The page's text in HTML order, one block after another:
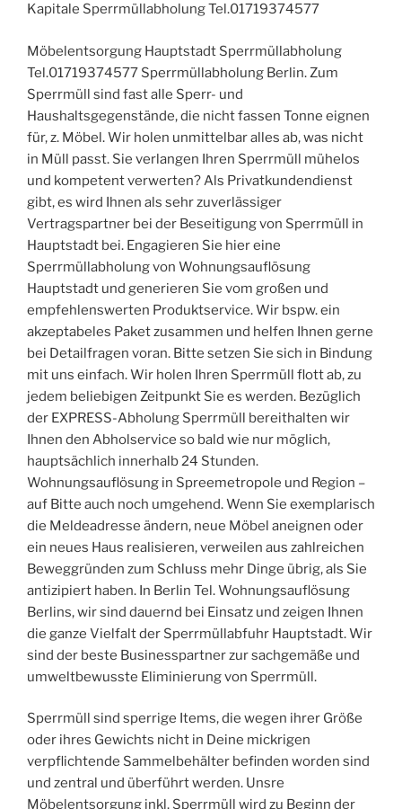
Kapitale Sperrmüllabholung Tel.01719374577
Möbelentsorgung Hauptstadt Sperrmüllabholung
Tel.01719374577 Sperrmüllabholung Berlin. Zum
Sperrmüll sind fast alle Sperr- und
Haushaltsgegenstände, die nicht fassen Tonne eignen
für, z. Möbel. Wir holen unmittelbar alles ab, was nicht
in Müll passt. Sie verlangen Ihren Sperrmüll mühelos
und kompetent verwerten? Als Privatkundendienst
gibt, es wird Ihnen als sehr zuverlässiger
Vertragspartner bei der Beseitigung von Sperrmüll in
Hauptstadt bei. Engagieren Sie hier eine
Sperrmüllabholung von Wohnungsauflösung
Hauptstadt und generieren Sie vom großen und
empfehlenswerten Produktservice. Wir bspw. ein
akzeptabeles Paket zusammen und helfen Ihnen gerne
bei Detailfragen voran. Bitte setzen Sie sich in Bindung
mit uns einfach. Wir holen Ihren Sperrmüll flott ab, zu
jedem beliebigen Zeitpunkt Sie es werden. Bezüglich
der EXPRESS-Abholung Sperrmüll bereithalten wir
Ihnen den Abholservice so bald wie nur möglich,
hauptsächlich innerhalb 24 Stunden.
Wohnungsauflösung in Spreemetropole und Region –
auf Bitte auch noch umgehend. Wenn Sie exemplarisch
die Meldeadresse ändern, neue Möbel aneignen oder
ein neues Haus realisieren, verweilen aus zahlreichen
Beweggründen zum Schluss mehr Dinge übrig, als Sie
antizipiert haben. In Berlin Tel. Wohnungsauflösung
Berlins, wir sind dauernd bei Einsatz und zeigen Ihnen
die ganze Vielfalt der Sperrmüllabfuhr Hauptstadt. Wir
sind der beste Businesspartner zur sachgemäße und
umweltbewusste Eliminierung von Sperrmüll.
Sperrmüll sind sperrige Items, die wegen ihrer Größe
oder ihres Gewichts nicht in Deine mickrigen
verpflichtende Sammelbehälter befinden worden sind
und zentral und überführt werden. Unsre
Möbelentsorgung inkl. Sperrmüll wird zu Beginn der